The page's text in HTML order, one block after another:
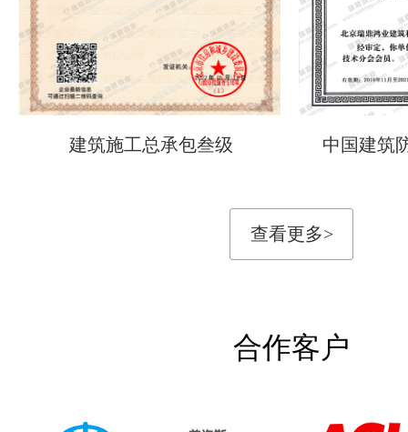
建筑施工总承包叁级 中国建筑
查看更多>
合作客户